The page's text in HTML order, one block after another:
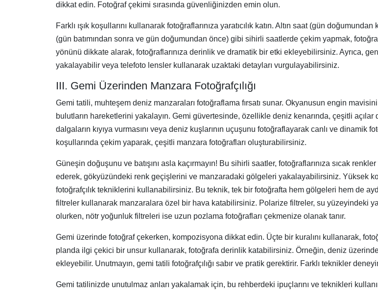
dikkat edin. Fotoğraf çekimi sırasında güvenliğinizden emin olun.
Farklı ışık koşullarını kullanarak fotoğraflarınıza yaratıcılık katın. Altın saat (gün
(gün batımından sonra ve gün doğumundan önce) gibi sihirli saatlerde çekim yapmak,
yönünü dikkate alarak, fotoğraflarınıza derinlik ve dramatik bir etki ekleyebilirsiniz. Ayrıca,
yakalayabilir veya telefoto lensler kullanarak uzaktaki detayları vurgulayabilirsiniz.
III. Gemi Üzerinden Manzara Fotoğrafçılığı
Gemi tatili, muhteşem deniz manzaraları fotoğraflama fırsatı sunar. Okyanusun engin
bulutların hareketlerini yakalayın. Gemi güvertesinde, özellikle deniz kenarında, çeşitli
dalgaların kıyıya vurmasını veya deniz kuşlarının uçuşunu fotoğraflayarak canlı ve dinamik
koşullarında çekim yaparak, çeşitli manzara fotoğrafları oluşturabilirsiniz.
Güneşin doğuşunu ve batışını asla kaçırmayın! Bu sihirli saatler, fotoğraflarınıza sıcak
ederek, gökyüzündeki renk geçişlerini ve manzaradaki gölgeleri yakalayabilirsiniz. Yüksek
fotoğrafçılık tekniklerini kullanabilirsiniz. Bu teknik, tek bir fotoğrafta hem gölgeleri hem de
filtreler kullanarak manzaralara özel bir hava katabilirsiniz. Polarize filtreler, su yüzeyindeki
olurken, nötr yoğunluk filtreleri ise uzun pozlama fotoğrafları çekmenize olanak tanır.
Gemi üzerinde fotoğraf çekerken, kompozisyona dikkat edin. Üçte bir kuralını kullanarak,
planda ilgi çekici bir unsur kullanarak, fotoğrafa derinlik katabilirsiniz. Örneğin, deniz
ekleyebilir. Unutmayın, gemi tatili fotoğrafçılığı sabır ve pratik gerektirir. Farklı teknikler
Gemi tatilinizde unutulmaz anları yakalamak için, bu rehberdeki ipuçlarını ve teknikleri